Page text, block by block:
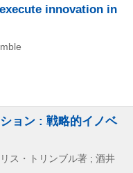
innovation in
ョン : 戦略的イノベ
ス・トリンブル著 ; 酒井